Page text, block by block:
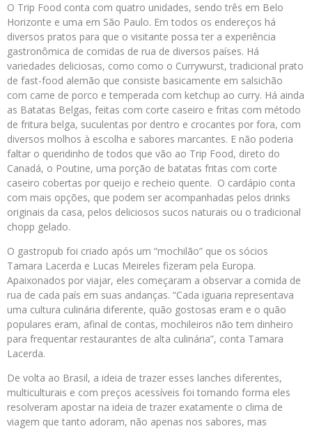
O Trip Food conta com quatro unidades, sendo três em Belo
Horizonte e uma em São Paulo. Em todos os endereços há
diversos pratos para que o visitante possa ter a experiência
gastronômica de comidas de rua de diversos países. Há
variedades deliciosas, como como o Currywurst, tradicional prato
de fast-food alemão que consiste basicamente em salsichão
com carne de porco e temperada com ketchup ao curry. Há ainda
as Batatas Belgas, feitas com corte caseiro e fritas com método
de fritura belga, suculentas por dentro e crocantes por fora, com
diversos molhos à escolha e sabores marcantes. E não poderia
faltar o queridinho de todos que vão ao Trip Food, direto do
Canadá, o Poutine, uma porção de batatas fritas com corte
caseiro cobertas por queijo e recheio quente. O cardápio conta
com mais opções, que podem ser acompanhadas pelos drinks
originais da casa, pelos deliciosos sucos naturais ou o tradicional
chopp gelado.
O gastropub foi criado após um “mochilão” que os sócios
Tamara Lacerda e Lucas Meireles fizeram pela Europa.
Apaixonados por viajar, eles começaram a observar a comida de
rua de cada país em suas andanças. “Cada iguaria representava
uma cultura culinária diferente, quão gostosas eram e o quão
populares eram, afinal de contas, mochileiros não tem dinheiro
para frequentar restaurantes de alta culinária”, conta Tamara
Lacerda.
De volta ao Brasil, a ideia de trazer esses lanches diferentes,
multiculturais e com preços acessíveis foi tomando forma eles
resolveram apostar na ideia de trazer exatamente o clima de
viagem que tanto adoram, não apenas nos sabores, mas